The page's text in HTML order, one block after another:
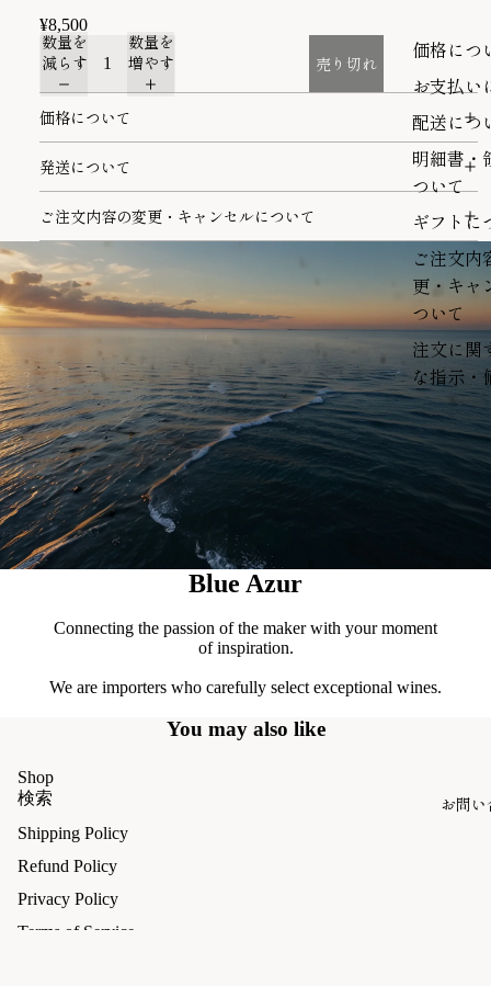
価格につ
お支払い
配送につ
明細書・
ついて
ギフトに
ご注文内
更・キャ
ついて
注文に関
な指示・
お問
¥8,500
数量を
減らす
数量を
増やす
売り切れ
価格について
発送について
ご注文内容の変更・キャンセルについて
Blue Azur
Connecting the passion of the maker with your moment
of inspiration.
We are importers who carefully select exceptional wines.
You may also like
Shop
検索
Shipping Policy
Refund Policy
Privacy Policy
Terms of Service